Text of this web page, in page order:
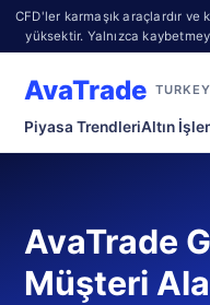
CFD'ler karmaşık araçlardır
yüksektir. Yalnızca
AvaTrade TURKEY
Piyasa TrendleriAltın
AvaTrade
Müşteri